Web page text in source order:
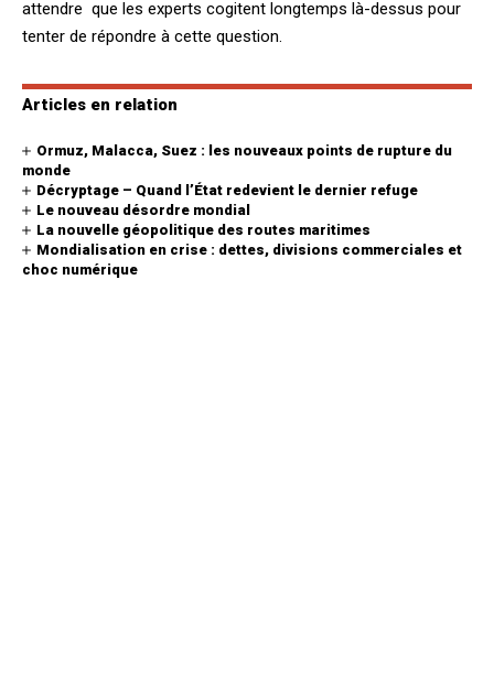
attendre que les experts cogitent longtemps là-dessus pour
tenter de répondre à cette question.
Articles en relation
Ormuz, Malacca, Suez : les nouveaux points de rupture du
monde
Décryptage – Quand l’État redevient le dernier refuge
Le nouveau désordre mondial
La nouvelle géopolitique des routes maritimes
Mondialisation en crise : dettes, divisions commerciales et
choc numérique